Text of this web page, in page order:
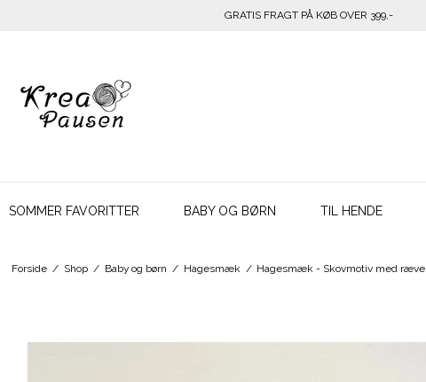
GRATIS FRAGT PÅ KØB OVER 399,-
SOMMER FAVORITTER BABY OG BØRN TIL HENDE
Forside / Shop / Baby og børn / Hagesmæk / Hagesmæk - Skovmotiv med ræve